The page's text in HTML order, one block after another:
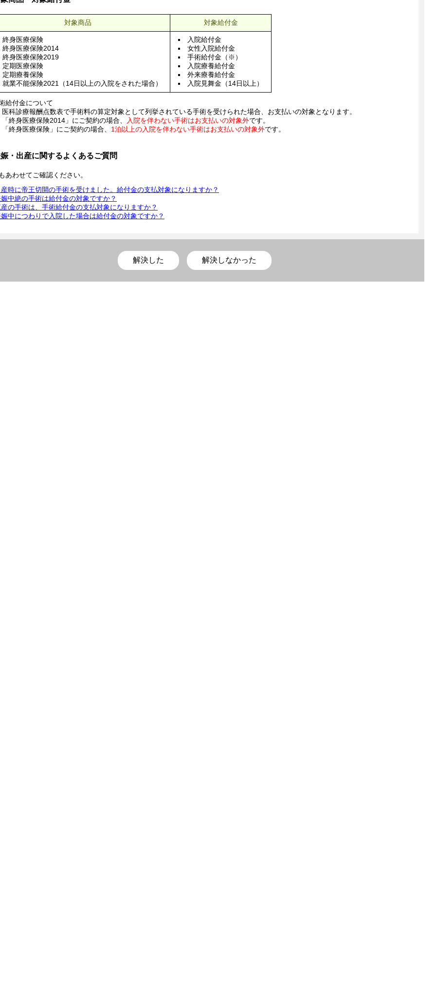
対象商品 対象給付金
終身医療保険
終身医療保険2014
終身医療保険2019
定期医療保険
定期療養保険
就業不能保険2021（14日以上の入院をされた場合）
入院給付金
女性入院給付金
手術給付金（※）
入院療養給付金
外来療養給付金
入院見舞金（14日以上）
給付金について
医科診療報酬点数表で手術料の算定対象として列挙されている手術を受けられた場合、お支払いの対象となります。
「終身医療保険2014」にご契約の場合、
入院を伴わない手術はお支払いの対象外です。
「終身医療保険」にご契約の場合、 1泊以上の入院を伴わない手術はお支払いの対象外です。
・出産に関するよくあるご質問
あわせてご確認ください。
時に帝王切開の手術を受けました。給付金の支払対象になりますか？
中絶の手術は給付金の対象ですか？
の手術は、手術給付金の支払対象になりますか？
中につわりで入院した場合は給付金の対象ですか？
解決した 解決しなかった